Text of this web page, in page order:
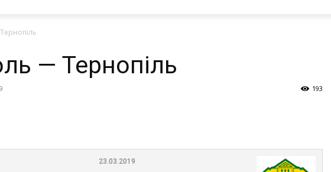
— Тернопіль
193
23.03.2019